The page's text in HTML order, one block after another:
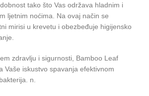
tako što Vas održava hladnim i
ljetnim noćima. Na ovaj način se
mirisi u krevetu i obezbeđuje higijensko
zdravlju i sigurnosti, Bamboo Leaf
Vaše iskustvo spavanja efektivnom
n.